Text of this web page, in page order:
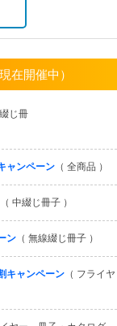
在開催中）
綴じ冊
ャンペーン （ 全商品 ）
（ 中綴じ冊子 ）
ン （ 無線綴じ冊子 ）
キャンペーン （ フライヤ